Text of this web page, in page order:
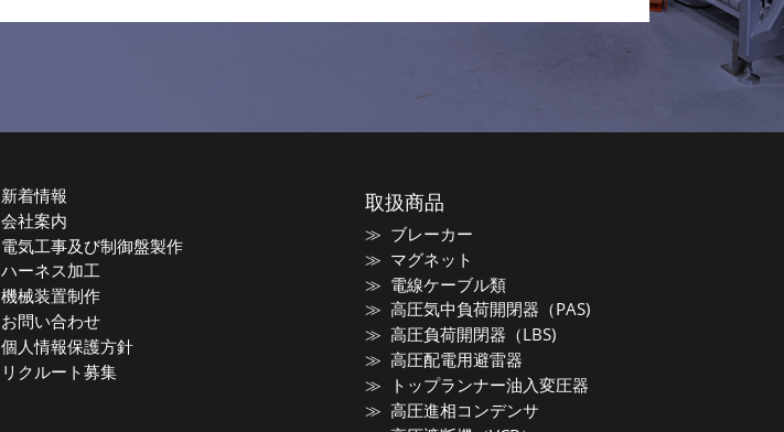
新着情報
会社案内
電気工事及び制御盤製作
ハーネス加工
機械装置制作
お問い合わせ
個人情報保護方針
リクルート募集
取扱商品
ブレーカー
マグネット
電線ケーブル類
高圧気中負荷開閉器（PAS)
高圧負荷開閉器（LBS)
高圧配電用避雷器
トップランナー油入変圧器
高圧進相コンデンサ